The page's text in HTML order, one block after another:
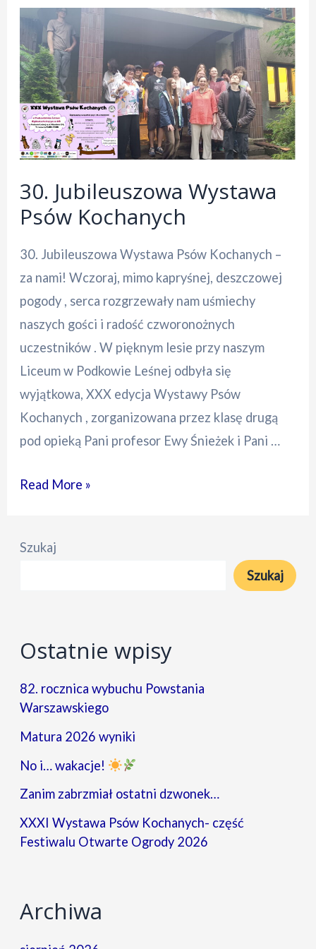
30. Jubileuszowa Wystawa
Psów Kochanych
30. Jubileuszowa Wystawa Psów Kochanych –
za nami! Wczoraj, mimo kapryśnej, deszczowej
pogody , serca rozgrzewały nam uśmiechy
naszych gości i radość czworonożnych
uczestników . W pięknym lesie przy naszym
Liceum w Podkowie Leśnej odbyła się
wyjątkowa, XXX edycja Wystawy Psów
Kochanych , zorganizowana przez klasę drugą
pod opieką Pani profesor Ewy Śnieżek i Pani …
30.
Psów
Read More »
Szukaj
Szukaj
Ostatnie wpisy
82. rocznica wybuchu Powstania
Warszawskiego
Matura 2026 wyniki
No i… wakacje!
Zanim zabrzmiał ostatni dzwonek…
XXXI Wystawa Psów Kochanych- część
Festiwalu Otwarte Ogrody 2026
Archiwa